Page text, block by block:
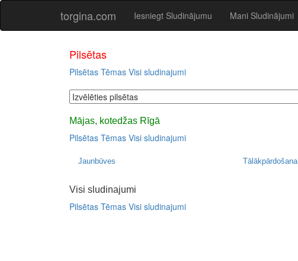
torgina.com Iesniegt Sludinājumu Mani Sludinājumi
Pilsētas
Pilsētas Tēmas Visi sludinajumi
Mājas, kotedžas Rīgā
Pilsētas Tēmas Visi sludinajumi
Jaunbūves Tālākpārdošana
Visi sludinajumi
Pilsētas Tēmas Visi sludinajumi